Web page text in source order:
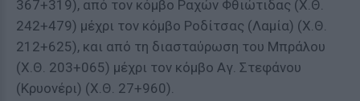
367+319), από τον κόμβο Ραχών Φθιώτιδας (Χ.Θ.
242+479) μέχρι τον κόμβο Ροδίτσας (Λαμία) (Χ.Θ.
212+625), και από τη διασταύρωση του Μπράλου
(Χ.Θ. 203+065) μέχρι τον κόμβο Αγ. Στεφάνου
(Κρυονέρι) (Χ.Θ. 27+960).